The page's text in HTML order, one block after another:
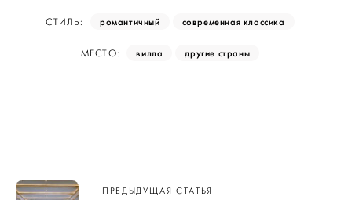
СТИЛЬ: романтичный современная классика
МЕСТО: вилла другие страны
Навигация
ПРЕДЫДУЩАЯ СТАТЬЯ